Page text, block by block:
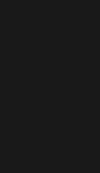
ventana)
ventana)